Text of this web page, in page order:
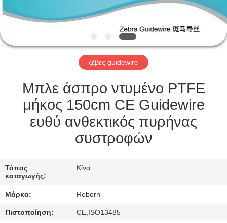
ΈΛΕΓΧΟΣ
ΜΑΣ
ΕΛΆΤΕ
ΕΠΑΦΉ
ΑΠΌΣΠΑΣΜΑ
SITEMAP
ζέβες guidewire
Μπλε άσπρο ντυμένο PTFE
μήκος 150cm CE Guidewire
ευθύ ανθεκτικός πυρήνας
συστροφών
Τόπος
καταγωγής:
Κίνα
Μάρκα: Reborn
Πιστοποίηση: CE,ISO13485